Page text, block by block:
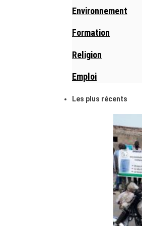
Environnement
Formation
Religion
Emploi
Les plus récents